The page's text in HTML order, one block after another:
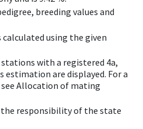
breeding values and
using the given
with a registered 4a,
estimation are displayed. For a
Allocation of mating
the responsibility of the state